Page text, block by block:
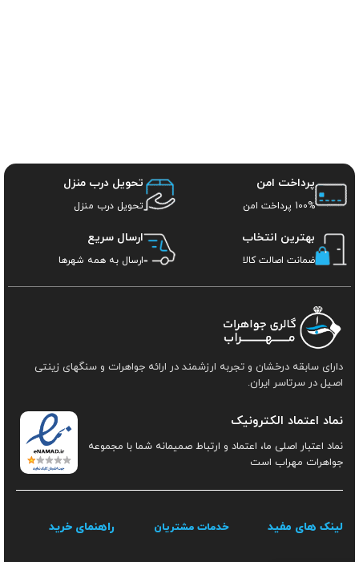
پرداخت امن
100% پرداخت امن
تحویل درب منزل
تحویل درب منزل
بهترین انتخاب
ضمانت اصالت کالا
ارسال سریع
ارسال به همه شهرها
دارای سابقه درخشان و تجربه ارزشمند در ارائه جواهرات و سنگهای زینتی
اصیل در سرتاسر ایران.
نماد اعتماد الکترونیک
نماد اعتبار اصلی ما، اعتماد و ارتباط صمیمانه شما با مجموعه
جواهرات مهراب است
لینک های مفید خدمات مشتریان راهنمای خرید